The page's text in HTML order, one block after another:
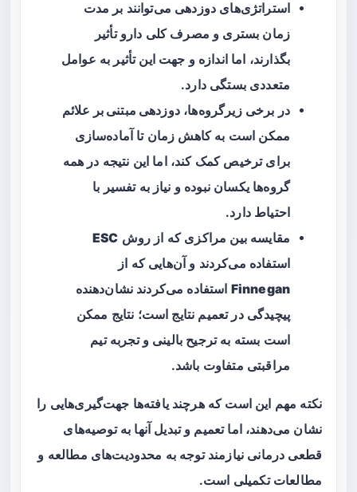
استراتژی‌های دوزدهی می‌توانند بر مدت
زمان بستری و مصرف کلی دارو تأثیر
بگذارند، اما اندازه و جهت این تأثیر به عوامل
متعددی بستگی دارد.
در برخی زیرگروه‌ها،دوزدهی مبتنی بر علائم
ممکن است به کاهش زمان تا آماده‌سازی
برای ترخیص کمک کند، اما این نتیجه در همه
گروه‌ها یکسان نبوده و نیاز به تفسیر با
احتیاط دارد.
مقایسه بین مراکزی که از روش ESC
استفاده می‌کردند و آن‌هایی که از
Finnegan استفاده می‌کردند نشان‌دهنده
پیچیدگی در تعمیم نتایج است؛ نتایج ممکن
است بسته به ترجیح بالینی و تجربه تیم
مراقبتی متفاوت باشد.
نکته مهم این است که هرچند یافته‌ها جهت‌گیری‌هایی را
نشان می‌دهند، اما تعمیم و تبدیل آنها به توصیه‌های
قطعی درمانی نیازمند توجه به محدودیت‌های مطالعه و
مطالعات تکمیلی است.